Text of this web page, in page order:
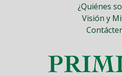
¿Quiénes
Visión y